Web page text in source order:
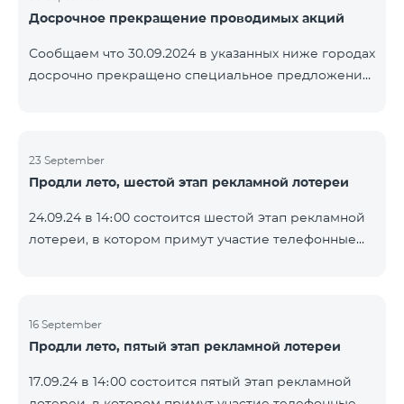
помощью генератора случайных чисел. Следите за
YouTube. Подробнее:
https://www.telecomarmenia.am/ru/B2S
Досрочное прекращение проводимых акций
Сообщаем что 30.09.2024 в указанных ниже городах
досрочно прекращено специальное предложение,
9900. Вайк Чаренцаван Ванадзор
23 September
Продли лето, шестой этап рекламной лотереи
24.09.24 в 14։00 состоится шестой этап рекламной
лотереи, в котором примут участие телефонные
Выигравшие номера телефонов будут выбраны с
помощью генератора случайных чисел. Следите за
YouTube. Подробнее:
16 September
Продли лето, пятый этап рекламной лотереи
17.09.24 в 14։00 состоится пятый этап рекламной